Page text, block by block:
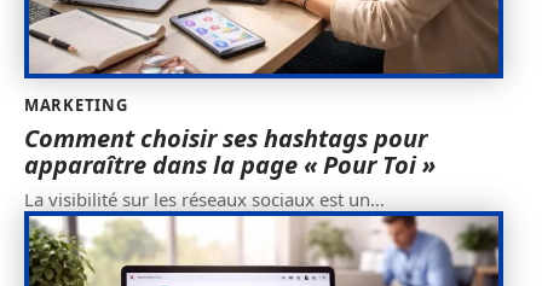
MARKETING
Comment choisir ses hashtags pour
apparaître dans la page « Pour Toi »
La visibilité sur les réseaux sociaux est un…